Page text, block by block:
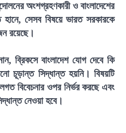
অংশগ্রহণকারী ও বাংলাদেশের
সেসব বিষয়ে ভারত সরকারকে
রয়েছে।
ব্রিকসে বাংলাদেশ যোগ দেবে কি
চূড়ান্ত সিদ্ধান্ত হয়নি। বিষয়টি
বিবেচনার ওপর নির্ভর করছে এবং
নেওয়া হবে।